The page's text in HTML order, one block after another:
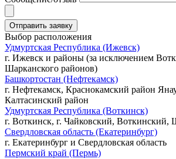
Выбор расположения
Удмуртская Республика (Ижевск)
г. Ижевск и районы (за исключением
Шарканского районов)
Башкортостан (Нефтекамск)
г. Нефтекамск, Краснокамский район
Калтасинский район
Удмуртская Республика (Воткинск)
г. Воткинск, г. Чайковский,
Свердловская область (Екатеринбург)
г. Екатеринбург и Свердловская область
Пермский край (Пермь)